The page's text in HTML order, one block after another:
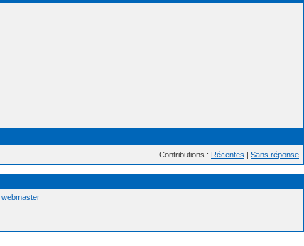
Contributions : Récentes | Sans réponse
webmaster